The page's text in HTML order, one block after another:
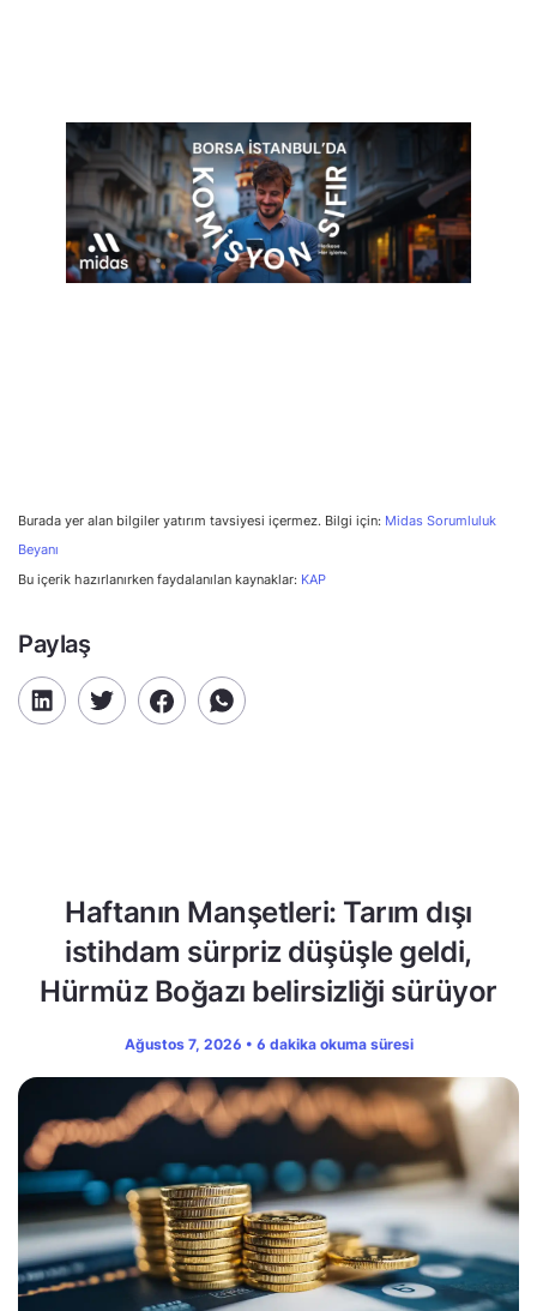
Burada yer alan bilgiler yatırım tavsiyesi içermez. Bilgi için: Midas Sorumluluk
Beyanı
Bu içerik hazırlanırken faydalanılan kaynaklar: KAP
Paylaş
Haftanın Manşetleri: Tarım dışı
istihdam sürpriz düşüşle geldi,
Hürmüz Boğazı belirsizliği sürüyor
Ağustos 7, 2026 • 6 dakika okuma süresi